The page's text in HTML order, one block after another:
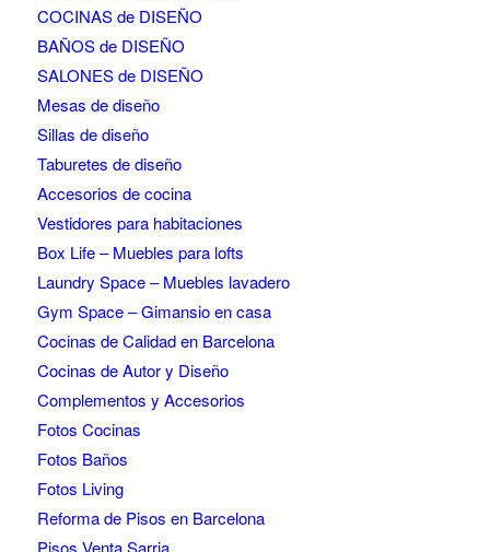
COCINAS de DISEÑO
BAÑOS de DISEÑO
SALONES de DISEÑO
Mesas de diseño
Sillas de diseño
Taburetes de diseño
Accesorios de cocina
Vestidores para habitaciones
Box Life – Muebles para lofts
Laundry Space – Muebles lavadero
Gym Space – Gimansio en casa
Cocinas de Calidad en Barcelona
Cocinas de Autor y Diseño
Complementos y Accesorios
Fotos Cocinas
Fotos Baños
Fotos Living
Reforma de Pisos en Barcelona
Pisos Venta Sarria